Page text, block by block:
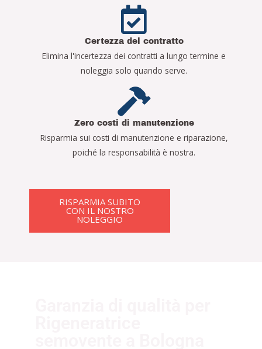
Certezza del contratto
Elimina l'incertezza dei contratti a lungo termine e
noleggia solo quando serve.
Zero costi di manutenzione
Risparmia sui costi di manutenzione e riparazione,
poiché la responsabilità è nostra.
RISPARMIA SUBITO
CON IL NOSTRO
NOLEGGIO